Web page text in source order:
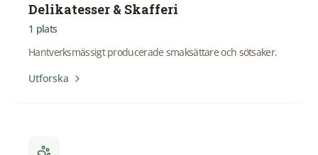
Delikatesser & Skafferi
1 plats
Hantverksmässigt producerade smaksättare och sötsaker.
Utforska